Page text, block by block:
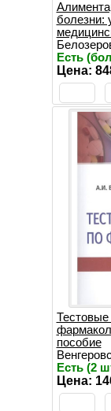
болезни:
Есть
Цена:
Тестовые
пособие
Есть (2
Цена: